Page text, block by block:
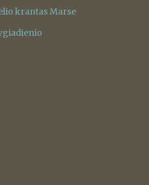
krantas Marse